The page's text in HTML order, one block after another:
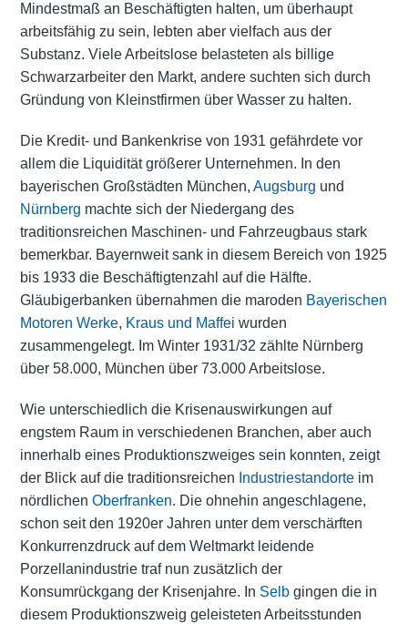
Mindestmaß an Beschäftigten halten, um überhaupt
arbeitsfähig zu sein, lebten aber vielfach aus der
Substanz. Viele Arbeitslose belasteten als billige
Schwarzarbeiter den Markt, andere suchten sich durch
Gründung von Kleinstfirmen über Wasser zu halten.
Die Kredit- und Bankenkrise von 1931 gefährdete vor
allem die Liquidität größerer Unternehmen. In den
bayerischen Großstädten München, Augsburg und
Nürnberg machte sich der Niedergang des
traditionsreichen Maschinen- und Fahrzeugbaus stark
bemerkbar. Bayernweit sank in diesem Bereich von 1925
bis 1933 die Beschäftigtenzahl auf die Hälfte.
Gläubigerbanken übernahmen die maroden Bayerischen
Motoren Werke, Kraus und Maffei wurden
zusammengelegt. Im Winter 1931/32 zählte Nürnberg
über 58.000, München über 73.000 Arbeitslose.
Wie unterschiedlich die Krisenauswirkungen auf
engstem Raum in verschiedenen Branchen, aber auch
innerhalb eines Produktionszweiges sein konnten, zeigt
der Blick auf die traditionsreichen Industriestandorteim
nördlichen Oberfranken. Die ohnehin angeschlagene,
schon seit den 1920er Jahren unter dem verschärften
Konkurrenzdruck auf dem Weltmarkt leidende
Porzellanindustrie traf nun zusätzlich der
Konsumrückgang der Krisenjahre. In Selbgingen die in
diesem Produktionszweig geleisteten Arbeitsstunden